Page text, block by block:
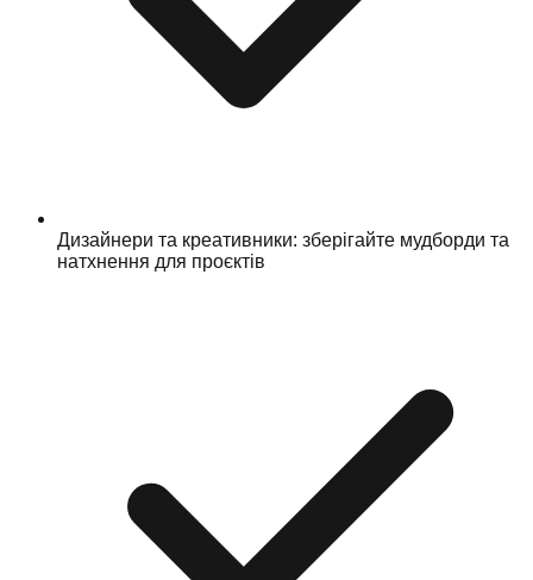
Дизайнери та креативники: зберігайте мудборди та
натхнення для проєктів